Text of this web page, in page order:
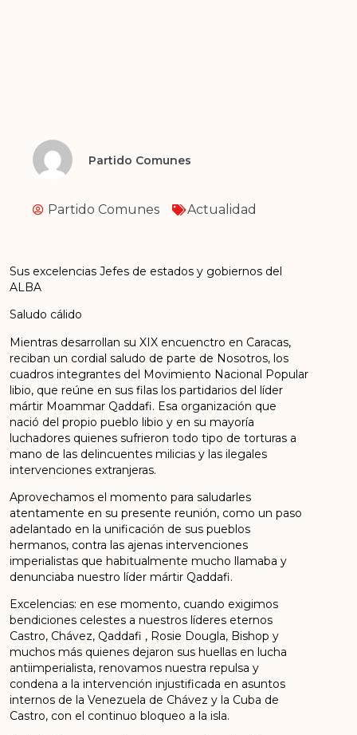
Partido Comunes
Partido Comunes Actualidad
Sus excelencias Jefes de estados y gobiernos del
ALBA
Saludo cálido
Mientras desarrollan su XIX encuenctro en Caracas,
reciban un cordial saludo de parte de Nosotros, los
cuadros integrantes del Movimiento Nacional Popular
libio, que reúne en sus filas los partidarios del líder
mártir Moammar Qaddafi. Esa organización que
nació del propio pueblo libio y en su mayoría
luchadores quienes sufrieron todo tipo de torturas a
mano de las delincuentes milicias y las ilegales
intervenciones extranjeras.
Aprovechamos el momento para saludarles
atentamente en su presente reunión, como un paso
adelantado en la unificación de sus pueblos
hermanos, contra las ajenas intervenciones
imperialistas que habitualmente mucho llamaba y
denunciaba nuestro líder mártir Qaddafi.
Excelencias: en ese momento, cuando exigimos
bendiciones celestes a nuestros líderes eternos
Castro, Chávez, Qaddafi , Rosie Dougla, Bishop y
muchos más quienes dejaron sus huellas en lucha
antiimperialista, renovamos nuestra repulsa y
condena a la intervención injustificada en asuntos
internos de la Venezuela de Chávez y la Cuba de
Castro, con el continuo bloqueo a la isla.